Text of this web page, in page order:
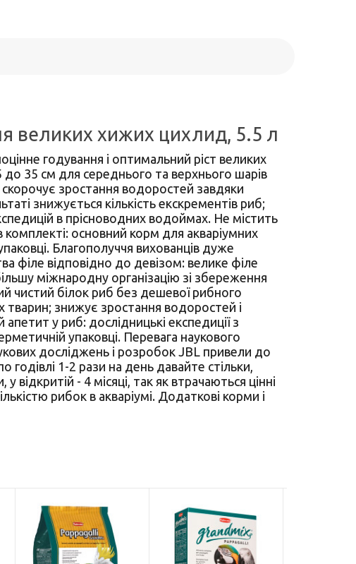
великих хижих цихлид, 5.5 л
годування і оптимальний ріст великих
до 35 см для середнього та верхнього шарів
зростання водоростей завдяки
знижується кількість екскрементів риб;
в прісноводних водоймах. Не містить
основний корм для акваріумних
Благополуччя вихованців дуже
філе відповідно до девізом: велике філе
міжнародну організацію зі збереження
чистий білок риб без дешевої рибного
тварин; знижує зростання водоростей і
у риб: дослідницькі експедиції з
упаковці. Перевага наукового
досліджень і розробок JBL привели до
годівлі 1-2 рази на день давайте стільки,
відкритій - 4 місяці, так як втрачаються цінні
рибок в акваріумі. Додаткові корми і